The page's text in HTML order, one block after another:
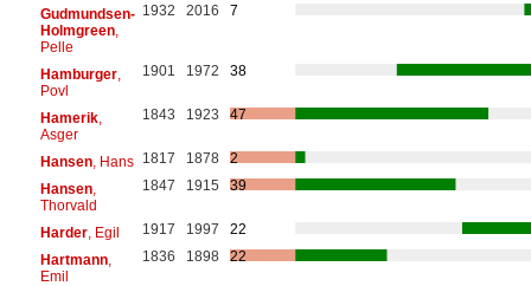
Gudmundsen-
Holmgreen,
Pelle
1932 2016 7
Hamburger,
Povl
1901 1972 38
Hamerik,
Asger
1843 1923 47
Hansen, Hans 1817 1878
2
Hansen,
Thorvald
1847 1915 39
Harder, Egil 1917 1997
22
Hartmann,
Emil
1836 1898 22